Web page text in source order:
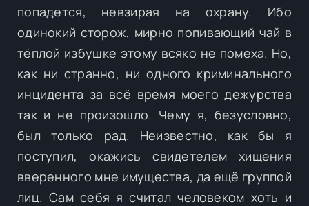
попадется, невзирая на охрану. Ибо
одинокий сторож, мирно попивающий чай в
тёплой избушке этому всяко не помеха. Но,
как ни странно, ни одного криминального
инцидента за всё время моего дежурства
так и не произошло. Чему я, безусловно,
был только рад. Неизвестно, как бы я
поступил, окажись свидетелем хищения
вверенного мне имущества, да ещё группой
лиц. Сам себя я считал человеком хоть и